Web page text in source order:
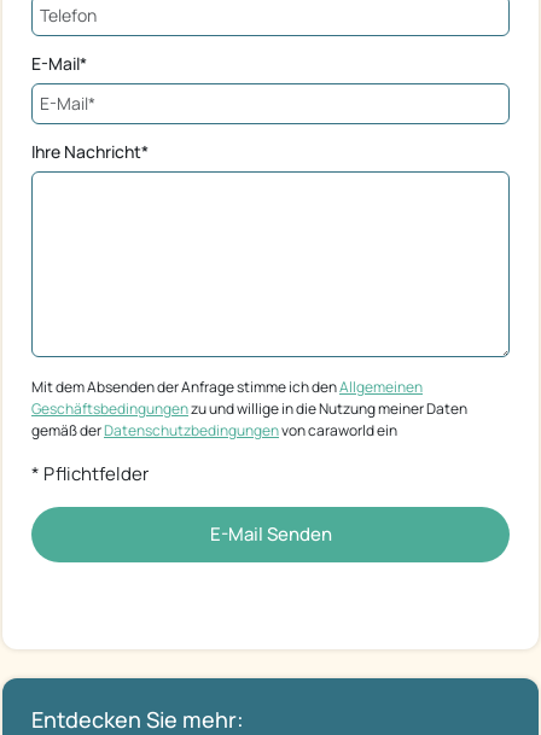
E-Mail*
Ihre Nachricht*
Mit dem Absenden der Anfrage stimme ich denAllgemeinen
Geschäftsbedingungenzu und willige in die Nutzung meiner Daten
gemäß derDatenschutzbedingungenvon caraworld ein
* Pflichtfelder
E-Mail Senden
Entdecken Sie mehr: